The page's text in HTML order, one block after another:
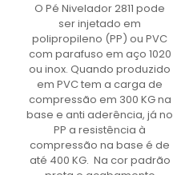
O Pé Nivelador 2811 pode
ser injetado em
polipropileno (PP) ou PVC
com parafuso em aço 1020
ou inox. Quando produzido
em PVC tem a carga de
compressão em 300 KG na
base e anti aderência, já no
PP a resistência à
compressão na base é de
até 400 KG. Na cor padrão